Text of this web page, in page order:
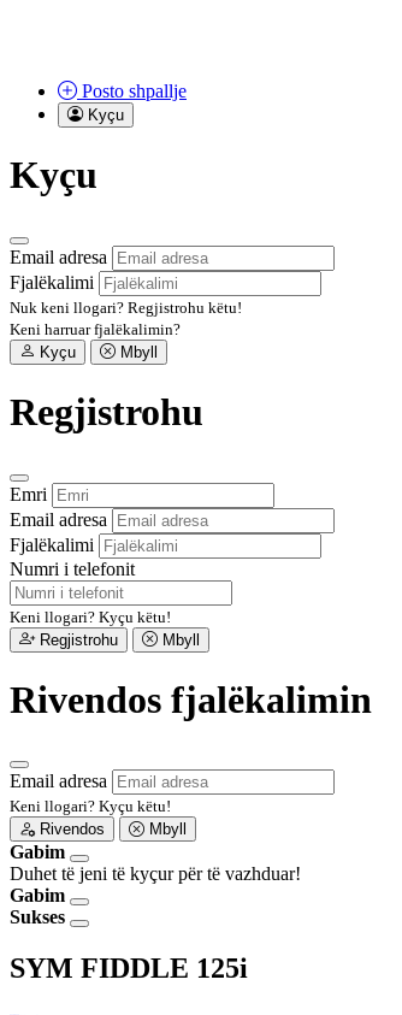
Posto shpallje
Kyçu
Kyçu
Email adresa
Fjalëkalimi
Nuk keni llogari? Regjistrohu këtu!
Keni harruar fjalëkalimin?
Kyçu
Mbyll
Regjistrohu
Emri
Email adresa
Fjalëkalimi
Numri i telefonit
Keni llogari? Kyçu këtu!
Regjistrohu
Mbyll
Rivendos fjalëkalimin
Email adresa
Keni llogari? Kyçu këtu!
Rivendos
Mbyll
Gabim
Duhet të jeni të kyçur për të vazhduar!
Gabim
Sukses
SYM FIDDLE 125i